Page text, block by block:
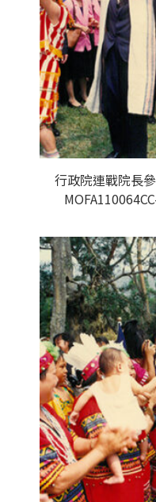
行政院連戰院長